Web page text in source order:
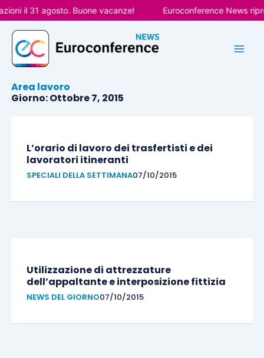
Vai
al
contenuto
il 31 agosto. Buone vacanze! Euroconference News
Area lavoro
Giorno: Ottobre 7, 2015
L’orario di lavoro dei trasfertisti e dei
lavoratori itineranti
SPECIALI DELLA SETTIMANA07/10/2015
Utilizzazione di attrezzature
dell’appaltante e interposizione fittizia
NEWS DEL GIORNO07/10/2015